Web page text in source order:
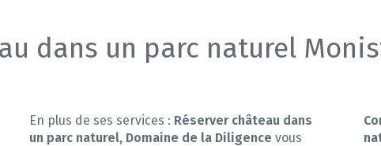
dans un parc naturel
En plus de ses services : Réserver château dans
un parc naturel, Domaine de la Diligence vous